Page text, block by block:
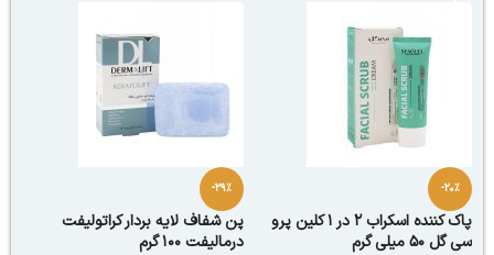
-20%
پاک کننده اسکراب 2 در 1 کلین پرو
سی گل 50 میلی گرم
-29%
پن شفاف لایه بردار کراتولیفت
درمالیفت ۱۰۰ گرم